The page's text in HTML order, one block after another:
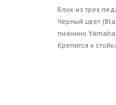
Блок из трех
Черный цвет
пианино Yamaha
Крепится к